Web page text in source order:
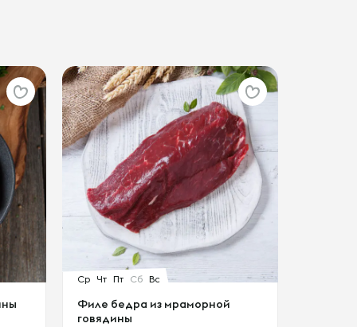
Ср Чт Пт Сб Вс
Филе бедра из мраморной
говядины